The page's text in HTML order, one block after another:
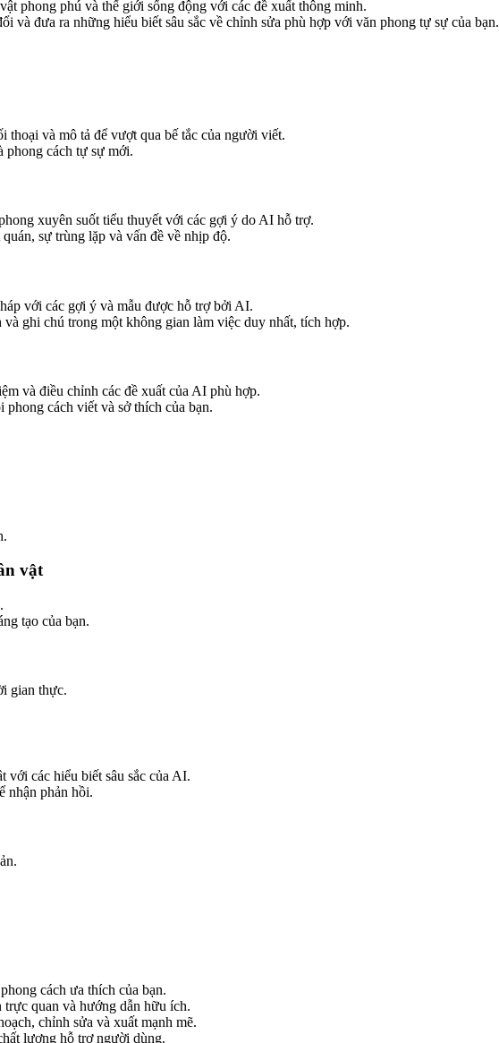
phong phú và thế giới sống động với các đề xuất thông minh.
và đưa ra những hiểu biết sâu sắc về chỉnh sửa phù hợp với văn phong tự sự của bạn.
thoại và mô tả để vượt qua bế tắc của người viết.
phong cách tự sự mới.
xuyên suốt tiểu thuyết với các gợi ý do AI hỗ trợ.
sự trùng lặp và vấn đề về nhịp độ.
với các gợi ý và mẫu được hỗ trợ bởi AI.
và ghi chú trong một không gian làm việc duy nhất, tích hợp.
và điều chỉnh các đề xuất của AI phù hợp.
cách viết và sở thích của bạn.
vật
tạo của bạn.
gian thực.
với các hiểu biết sâu sắc của AI.
nhận phản hồi.
cách ưa thích của bạn.
quan và hướng dẫn hữu ích.
chỉnh sửa và xuất mạnh mẽ.
lượng hỗ trợ người dùng.